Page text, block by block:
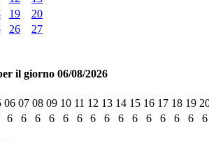
19
20
26
27
il giorno 06/08/2026
06 07 08 09 10 11 12 13 14 15 16 17 18 19
6 6 6 6 6 6 6 6 6 6 6 6 6 6 6